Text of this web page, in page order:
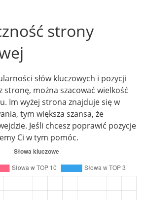
strony
słów kluczowych i pozycji
stronę, można szacować wielkość
Im wyżej strona znajduje się w
tym większa szansa, że
Jeśli chcesz poprawić pozycje
Ci w tym pomóc.